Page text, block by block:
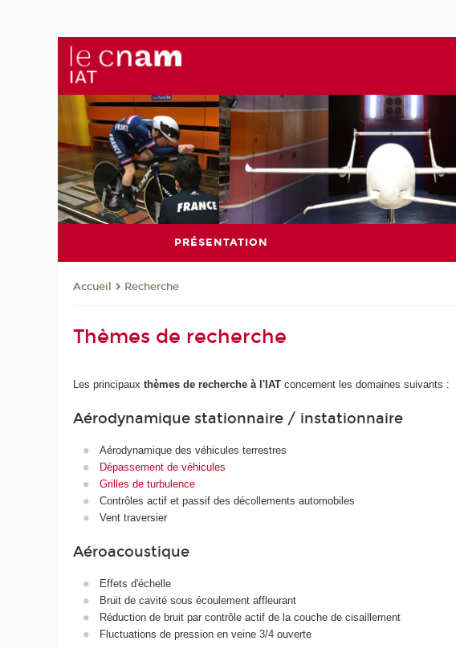
PRÉSENTATION
Accueil Recherche
Thèmes de recherche
Les principauxthèmes de recherche à l'IAT concernent les domaines suivants :
Aérodynamique stationnaire / instationnaire
Aérodynamique des véhicules terrestres
Dépassement de véhicules
Grilles de turbulence
Contrôles actif et passif des décollements automobiles
Vent traversier
Aéroacoustique
Effets d'échelle
Bruit de cavité sous écoulement affleurant
Réduction de bruit par contrôle actif de la couche de cisaillement
Fluctuations de pression en veine 3/4 ouverte